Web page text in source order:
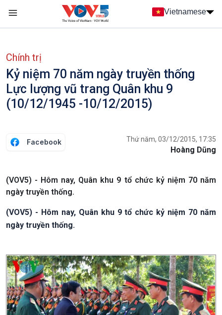
Nhảy đến nội dung
Vietnamese
Chính trị
Kỷ niệm 70 năm ngày truyền thống
Lực lượng vũ trang Quân khu 9
(10/12/1945 -10/12/2015)
Facebook Thứ năm, 03/12/2015, 17:35
Hoàng Dũng
(VOV5) - Hôm nay, Quân khu 9 tổ chức kỷ niệm 70 năm
ngày truyền thống.
(VOV5) - Hôm nay, Quân khu 9 tổ chức kỷ niệm 70 năm
ngày truyền thống.